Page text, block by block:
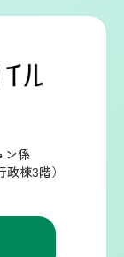
ン係
棟3階）